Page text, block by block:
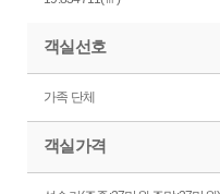
객실선호
가족 단체
객실가격